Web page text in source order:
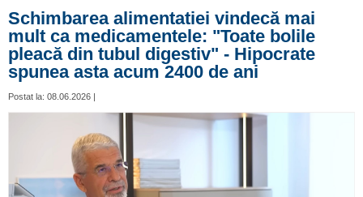
Schimbarea alimentatiei vindecă mai
mult ca medicamentele: "Toate bolile
pleacă din tubul digestiv" - Hipocrate
spunea asta acum 2400 de ani
Postat la: 08.06.2026 |